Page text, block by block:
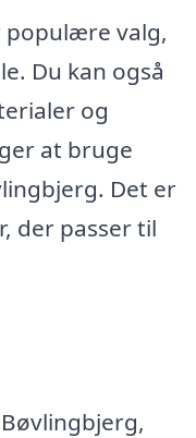
populære valg,
Du kan også
og
at bruge
Det er
der passer til